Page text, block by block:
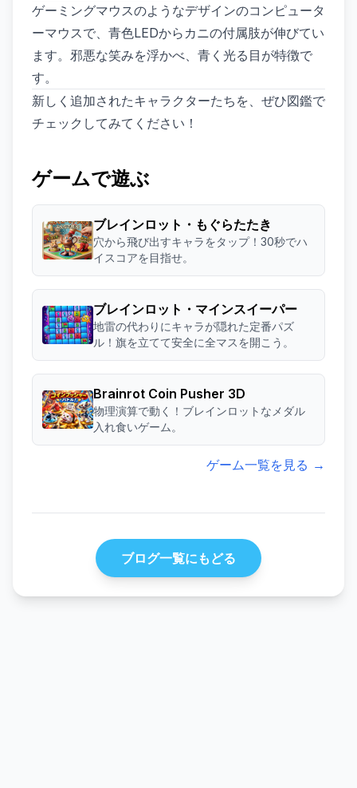
ゲーミングマウスのようなデザインのコンピュータ
ーマウスで、青色LEDからカニの付属肢が伸びてい
ます。邪悪な笑みを浮かべ、青く光る目が特徴で
す。
新しく追加されたキャラクターたちを、ぜひ図鑑で
チェックしてみてください！
ゲームで遊ぶ
ブレインロット・もぐらたたき
穴から飛び出すキャラをタップ！30秒でハ
イスコアを目指せ。
ブレインロット・マインスイーパー
地雷の代わりにキャラが隠れた定番パズ
ル！旗を立てて安全に全マスを開こう。
Brainrot Coin Pusher 3D
物理演算で動く！ブレインロットなメダル
入れ食いゲーム。
ゲーム一覧を見る →
ブログ一覧にもどる